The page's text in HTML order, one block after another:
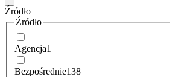
Źródło
Źródło
Agencja1
Bezpośrednie138